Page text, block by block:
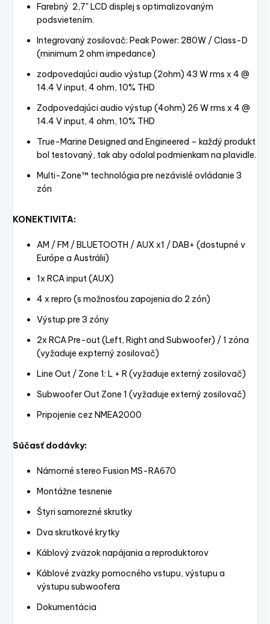
Farebný 2,7" LCD displej s optimalizovaným
podsvietením.
Integrovaný zosilovač: Peak Power: 280W / Class-D
(minimum 2 ohm impedance)
zodpovedajúci audio výstup (2ohm) 43 W rms x 4 @
14.4 V input, 4 ohm, 10% THD
Zodpovedajúci audio výstup (4ohm) 26 W rms x 4 @
14.4 V input, 4 ohm, 10% THD
True-Marine Designed and Engineered – každý produkt
bol testovaný, tak aby odolal podmienkam na plavidle.
Multi-Zone™ technológia pre nezávislé ovládanie 3
zón
KONEKTIVITA:
AM / FM / BLUETOOTH / AUX x1 / DAB+ (dostupné v
Európe a Austrálii)
1x RCA input (AUX)
4 x repro (s možnosťou zapojenia do 2 zón)
Výstup pre 3 zóny
2x RCA Pre-out (Left, Right and Subwoofer) / 1 zóna
(vyžaduje expterný zosilovač)
Line Out / Zone 1: L + R (vyžaduje externý zosilovač)
Subwoofer Out Zone 1 (vyžaduje externý zosilovač)
Pripojenie cez NMEA2000
Súčasť dodávky:
Námorné stereo Fusion MS-RA670
Montážne tesnenie
Štyri samorezné skrutky
Dva skrutkové krytky
Káblový zväzok napájania a reproduktorov
Káblové zväzky pomocného vstupu, výstupu a
výstupu subwoofera
Dokumentácia